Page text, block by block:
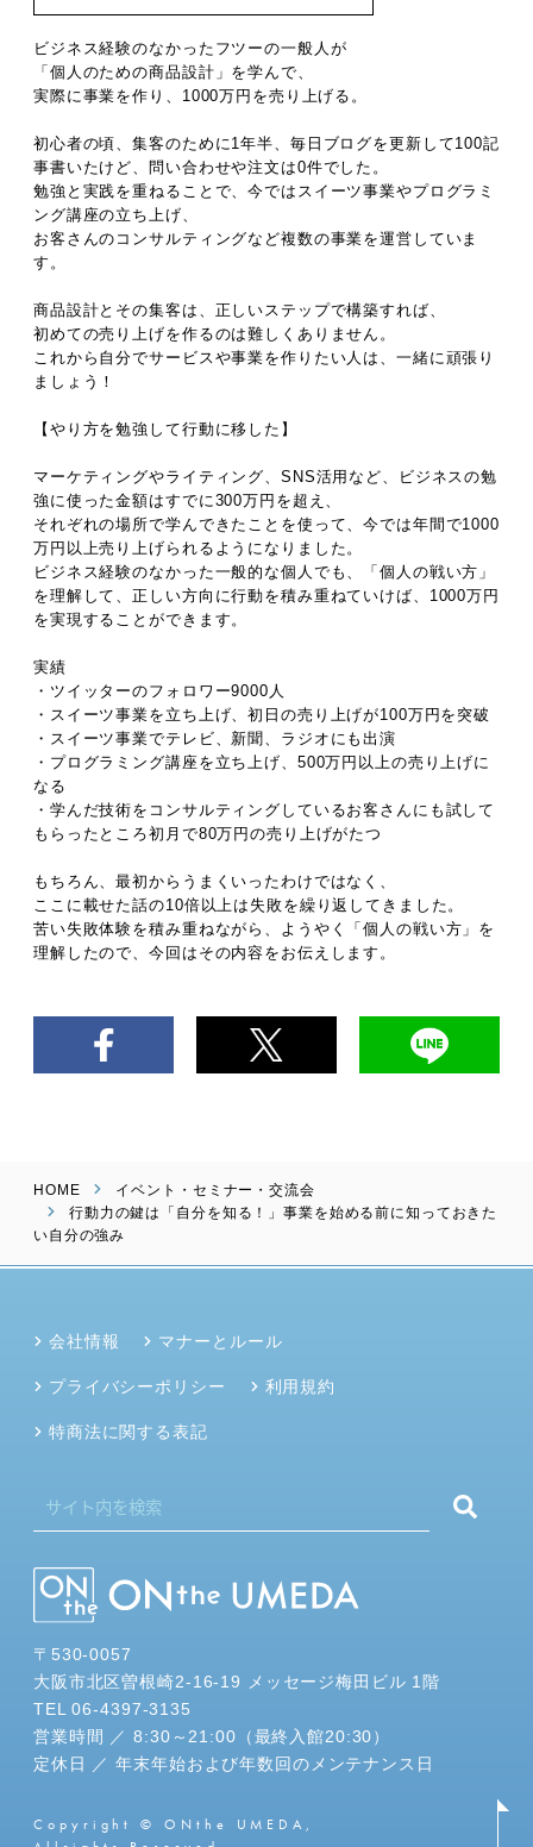
ビジネス経験のなかったフツーの一般人が
「個人のための商品設計」を学んで、
実際に事業を作り、1000万円を売り上げる。
初心者の頃、集客のために1年半、毎日ブログを更新して100記
事書いたけど、問い合わせや注文は0件でした。
勉強と実践を重ねることで、今ではスイーツ事業やプログラミ
ング講座の立ち上げ、
お客さんのコンサルティングなど複数の事業を運営していま
す。
商品設計とその集客は、正しいステップで構築すれば、
初めての売り上げを作るのは難しくありません。
これから自分でサービスや事業を作りたい人は、一緒に頑張り
ましょう！
【やり方を勉強して行動に移した】
マーケティングやライティング、SNS活用など、ビジネスの勉
強に使った金額はすでに300万円を超え、
それぞれの場所で学んできたことを使って、今では年間で1000
万円以上売り上げられるようになりました。
ビジネス経験のなかった一般的な個人でも、「個人の戦い方」
を理解して、正しい方向に行動を積み重ねていけば、1000万円
を実現することができます。
実績
・ツイッターのフォロワー9000人
・スイーツ事業を立ち上げ、初日の売り上げが100万円を突破
・スイーツ事業でテレビ、新聞、ラジオにも出演
・プログラミング講座を立ち上げ、500万円以上の売り上げに
なる
・学んだ技術をコンサルティングしているお客さんにも試して
もらったところ初月で80万円の売り上げがたつ
もちろん、最初からうまくいったわけではなく、
ここに載せた話の10倍以上は失敗を繰り返してきました。
苦い失敗体験を積み重ねながら、ようやく「個人の戦い方」を
理解したので、今回はその内容をお伝えします。
HOME
イベント・セミナー・交流会
行動力の鍵は「自分を知る！」事業を始める前に知っておきた
い自分の強み
〒530-0057
大阪市北区曽根崎2-16-19 メッセージ梅田ビル 1階
TEL 06-4397-3135
営業時間 ／ 8:30～21:00（最終入館20:30）
定休日 ／ 年末年始および年数回のメンテナンス日
会社情報 マナーとルール
プライバシーポリシー 利用規約
特商法に関する表記
Copyright © ONthe UMEDA,